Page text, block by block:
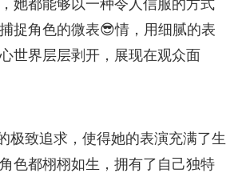
她都能够以一种令人信服的方式
捉角色的微表😎情，用细腻的表
世界层层剥开，展现在观众面
极致追求，使得她的表演充满了生
色都栩栩如生，拥有了自己独特